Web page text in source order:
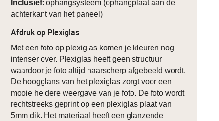
Inclusief: ophangsysteem (ophangplaat aan de
achterkant van het paneel)
Afdruk op Plexiglas
Met een foto op plexiglas komen je kleuren nog
intenser over. Plexiglas heeft geen structuur
waardoor je foto altijd haarscherp afgebeeld wordt.
De hoogglans van het plexiglas zorgt voor een
mooie heldere weergave van je foto. De foto wordt
rechtstreeks geprint op een plexiglas plaat van
5mm dik. Het materiaal heeft een glanzende